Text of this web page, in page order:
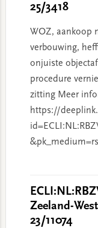
25/3418
WOZ, aankoop
verbouwing,
onjuiste
procedure
zitting Meer
https://
Zeeland-
23/11074